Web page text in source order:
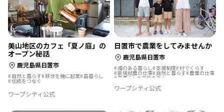
美山地区のカフェ「夏ノ庭」の
オープン秘話
鹿児島県日置市
自然と暮らす 移住を機に起業 島暮らし
伝統をつなぐ
ワープシティ公式
日置市で農業をしてみませんか
鹿児島県日置市
畑のある暮らし 支援制度 村でくらす
新規就農の仕事 自然と暮らす 農業の仕事
島暮らし 温泉の近く
ワープシティ公式